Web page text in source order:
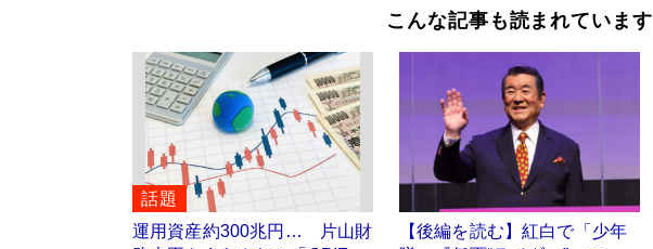
こんな記事も読まれています
話題
運用資産約300兆円… 片山財
【後編を読む】紅白で「少年